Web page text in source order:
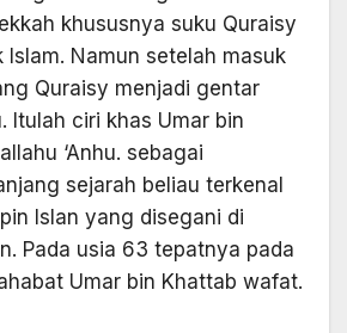
khususnya suku Quraisy
Islam. Namun setelah masuk
Quraisy menjadi gentar
Itulah ciri khas Umar bin
‘Anhu. sebagai
sejarah beliau terkenal
Islan yang disegani di
Pada usia 63 tepatnya pada
Umar bin Khattab wafat.